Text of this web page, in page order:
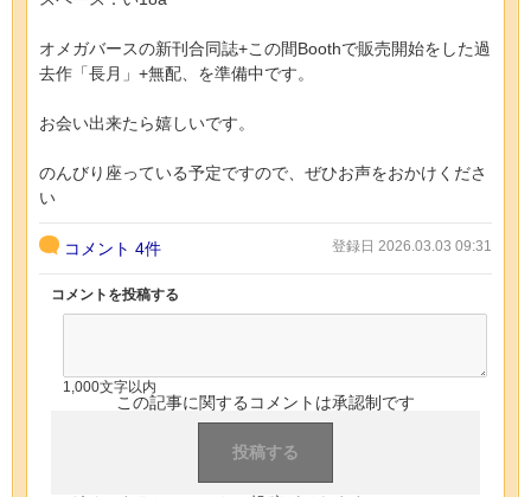
オメガバースの新刊合同誌+この間Boothで販売開始をした過
去作「長月」+無配、を準備中です。
お会い出来たら嬉しいです。
のんびり座っている予定ですので、ぜひお声をおかけくださ
い
コメント 4件 登録日 2026.03.03 09:31
コメントを投稿する
1,000文字以内
この記事に関するコメントは承認制です